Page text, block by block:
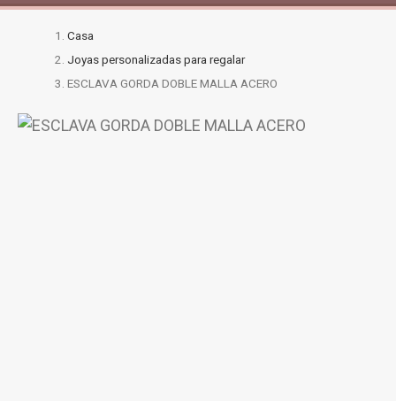
Casa
Joyas personalizadas para regalar
ESCLAVA GORDA DOBLE MALLA ACERO